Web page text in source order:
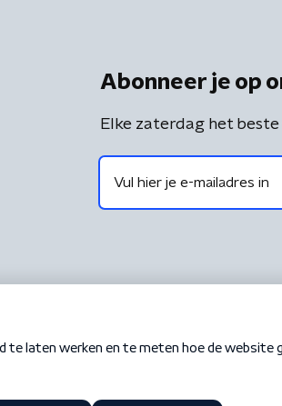
Abonneer je op
Elke zaterdag het beste